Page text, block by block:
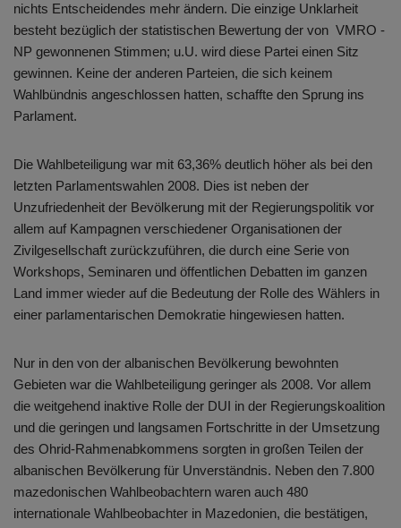
nichts Entscheidendes mehr ändern. Die einzige Unklarheit
besteht bezüglich der statistischen Bewertung der von VMRO -
NP gewonnenen Stimmen; u.U. wird diese Partei einen Sitz
gewinnen. Keine der anderen Parteien, die sich keinem
Wahlbündnis angeschlossen hatten, schaffte den Sprung ins
Parlament.
Die Wahlbeteiligung war mit 63,36% deutlich höher als bei den
letzten Parlamentswahlen 2008. Dies ist neben der
Unzufriedenheit der Bevölkerung mit der Regierungspolitik vor
allem auf Kampagnen verschiedener Organisationen der
Zivilgesellschaft zurückzuführen, die durch eine Serie von
Workshops, Seminaren und öffentlichen Debatten im ganzen
Land immer wieder auf die Bedeutung der Rolle des Wählers in
einer parlamentarischen Demokratie hingewiesen hatten.
Nur in den von der albanischen Bevölkerung bewohnten
Gebieten war die Wahlbeteiligung geringer als 2008. Vor allem
die weitgehend inaktive Rolle der DUI in der Regierungskoalition
und die geringen und langsamen Fortschritte in der Umsetzung
des Ohrid-Rahmenabkommens sorgten in großen Teilen der
albanischen Bevölkerung für Unverständnis. Neben den 7.800
mazedonischen Wahlbeobachtern waren auch 480
internationale Wahlbeobachter in Mazedonien, die bestätigen,